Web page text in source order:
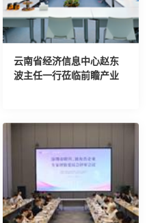
云南省经济信息中心赵东
波主任一行莅临前瞻产业